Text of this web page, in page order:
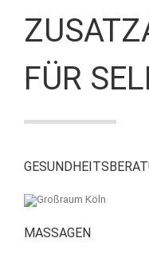
FÜR
MASSAGEN